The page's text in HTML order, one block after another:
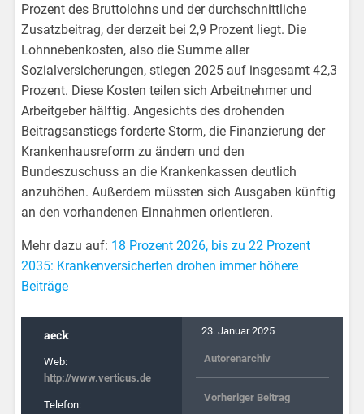
Prozent des Bruttolohns und der durchschnittliche
Zusatzbeitrag, der derzeit bei 2,9 Prozent liegt. Die
Lohnnebenkosten, also die Summe aller
Sozialversicherungen, stiegen 2025 auf insgesamt 42,3
Prozent. Diese Kosten teilen sich Arbeitnehmer und
Arbeitgeber hälftig. Angesichts des drohenden
Beitragsanstiegs forderte Storm, die Finanzierung der
Krankenhausreform zu ändern und den
Bundeszuschuss an die Krankenkassen deutlich
anzuhöhen. Außerdem müssten sich Ausgaben künftig
an den vorhandenen Einnahmen orientieren.
Mehr dazu auf: 18 Prozent 2026, bis zu 22 Prozent
2035: Krankenversicherten drohen immer höhere
Beiträge
aeck
Web:
http://www.verticus.de
Telefon:
23. Januar 2025
Autorenarchiv
Vorheriger Beitrag